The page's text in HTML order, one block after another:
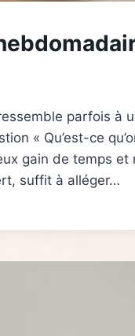
parfois
« Qu’est-ce
gain de temps et
suffit à alléger…